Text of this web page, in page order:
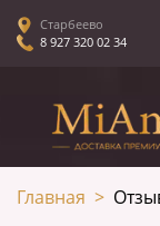
Старбеево
8 927 320 02 34
Главная >